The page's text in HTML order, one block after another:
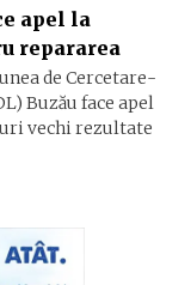
apel la
repararea
de Cercetare-
Buzău face apel
vechi rezultate